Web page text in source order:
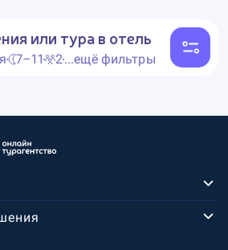
или тура в отель
7–11 2...ещё фильтры